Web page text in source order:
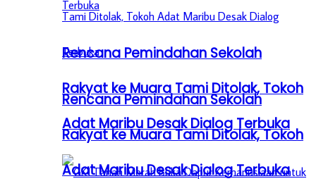
Rencana Pemindahan Sekolah
Rakyat ke Muara Tami Ditolak, Tokoh
Adat Maribu Desak Dialog Terbuka
Rencana Pemindahan Sekolah
Rakyat ke Muara Tami Ditolak, Tokoh
Adat Maribu Desak Dialog Terbuka